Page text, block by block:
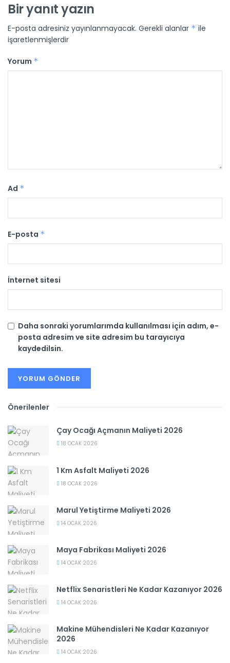
Bir yanıt yazın
E-posta adresiniz yayınlanmayacak. Gerekli alanlar * ile
işaretlenmişlerdir
Yorum *
Ad *
E-posta *
İnternet sitesi
Daha sonraki yorumlarımda kullanılması için adım, e-
posta adresim ve site adresim bu tarayıcıya
kaydedilsin.
Önerilenler
Çay Ocağı Açmanın Maliyeti 2026
18 OCAK 2026
1 Km Asfalt Maliyeti 2026
18 OCAK 2026
Marul Yetiştirme Maliyeti 2026
14 OCAK 2026
Maya Fabrikası Maliyeti 2026
14 OCAK 2026
Netflix Senaristleri Ne Kadar Kazanıyor 2026
14 OCAK 2026
Makine Mühendisleri Ne Kadar Kazanıyor
2026
14 OCAK 2026